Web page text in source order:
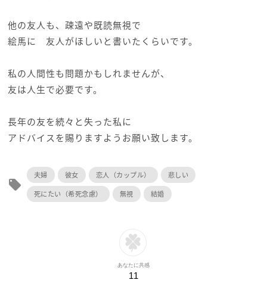
他の友人も、疎遠や既読無視で
絵馬に 友人がほしいと書いたくらいです。
私の人間性も問題かもしれませんが、
友は人生で必要です。
長年の友を続々と失った私に
アドバイスを賜りますようお願い致します。
local_offer
夫婦 彼女 恋人（カップル）
悲しい
死にたい（希死念慮）
無視 結婚
あなたに共感
11